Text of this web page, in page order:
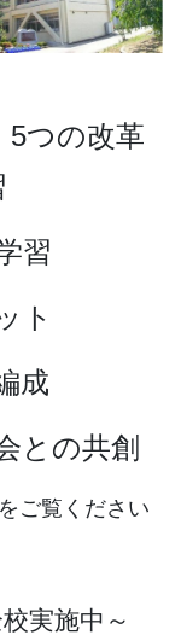
つの改革
習
習
ト
成
との共創
ご覧ください
実施中～